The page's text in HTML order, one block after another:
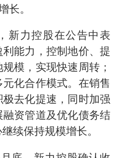
长。
新力控股在公告中表
能力，控制地价、提
模，实现快速周转；
化合作模式。在销售
去化提速，同时加强
资管道及优化债务结
续保持规模增长。